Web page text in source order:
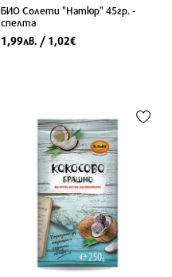
БИО Солети "Натюр" 45гр. -
спелта
1,99лв. / 1,02€